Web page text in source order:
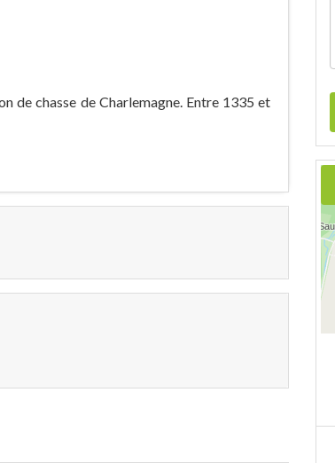
de chasse de Charlemagne. Entre 1335 et